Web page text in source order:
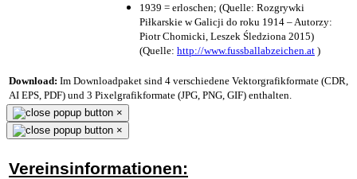
1939 = erloschen; (Quelle: Rozgrywki
Piłkarskie w Galicji do roku 1914 – Autorzy:
Piotr Chomicki, Leszek Śledziona 2015)
(Quelle: http://www.fussballabzeichen.at )
Download: Im Downloadpaket sind 4 verschiedene Vektorgrafikformate (CDR,
AI EPS, PDF) und 3 Pixelgrafikformate (JPG, PNG, GIF) enthalten.
×
×
Vereinsinformationen: